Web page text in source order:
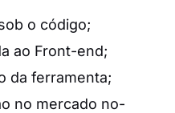
o código;
ao Front-end;
da ferramenta;
no mercado no-